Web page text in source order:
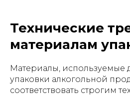
Технические
материалам
Материалы, используемые
упаковки алкогольной
соответствовать строгим